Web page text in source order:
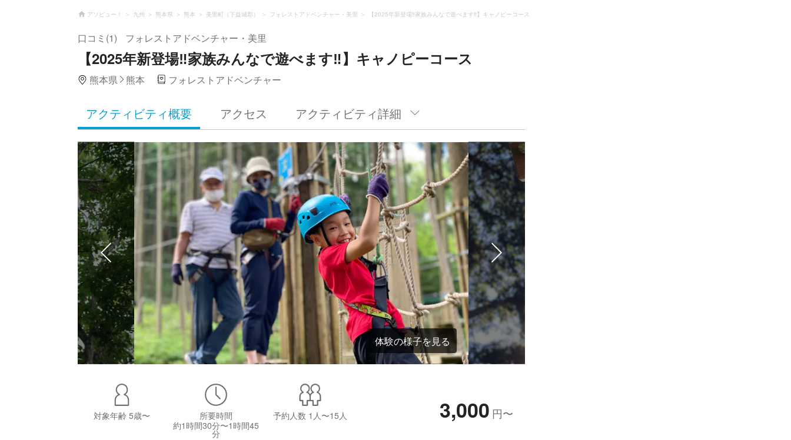
アソビュー！ 九州 熊本県 熊本 美里町（下益城郡） フォレストアドベンチャー・美里 【2025年新登場‼︎家族みんなで遊べます‼︎】キャノピーコース
口コミ(1) フォレストアドベンチャー・美里
【2025年新登場‼︎家族みんなで遊べます‼︎】キャノピーコース
熊本県 熊本 フォレストアドベンチャー
アクティビティ概要 アクセス アクティビティ詳細
体験の様子を見る
対象年齢 5歳〜
所要時間
約1時間30分〜1時間45
分
予約人数 1人〜15人 3,000 円〜